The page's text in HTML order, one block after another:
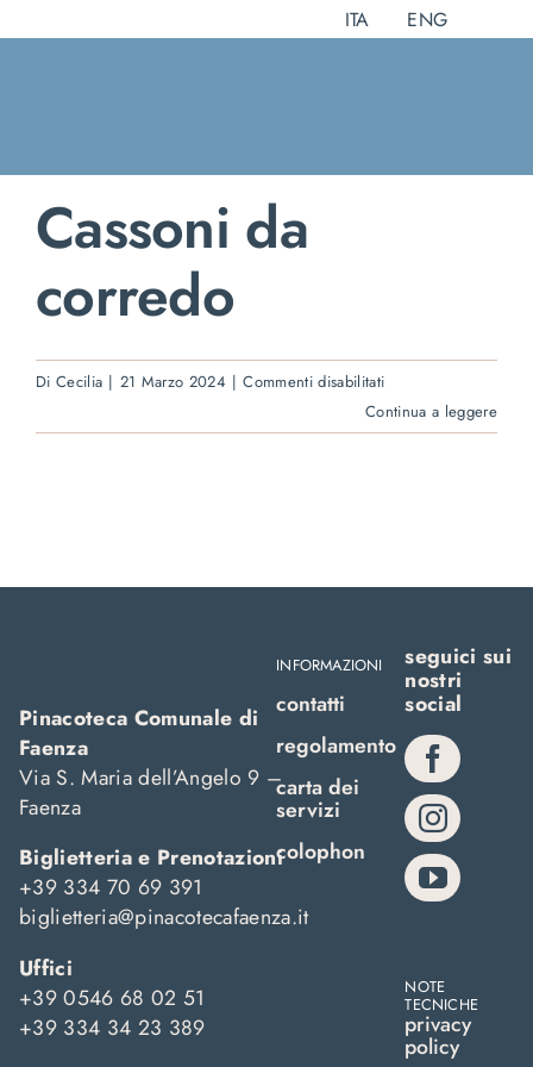
al
ITA ENG
Cassoni da
corredo
Di Cecilia | 21 Marzo 2024 | Commenti disabilitatisu
Cassoni
da
Continua a leggere
Pinacoteca Comunale di
Faenza
Via S. Maria dell’Angelo 9 –
Faenza
Biglietteria e Prenotazioni
+39 334 70 69 391
biglietteria@pinacotecafaenza.it
Uffici
+39 0546 68 02 51
+39 334 34 23 389
INFORMAZIONI
contatti
regolamento
carta dei
servizi
colophon
seguici sui
nostri
social
NOTE
TECNICHE
privacy
policy